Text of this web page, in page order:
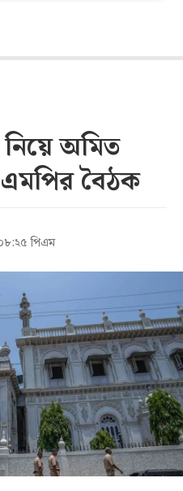
অমিত
এমপির বৈঠক
পিএম